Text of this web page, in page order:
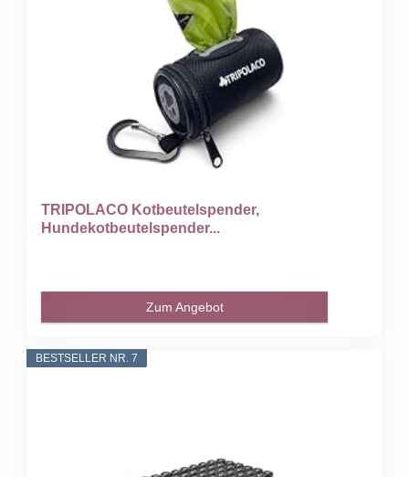
TRIPOLACO Kotbeutelspender,
Hundekotbeutelspender...
Zum Angebot
BESTSELLER NR. 7